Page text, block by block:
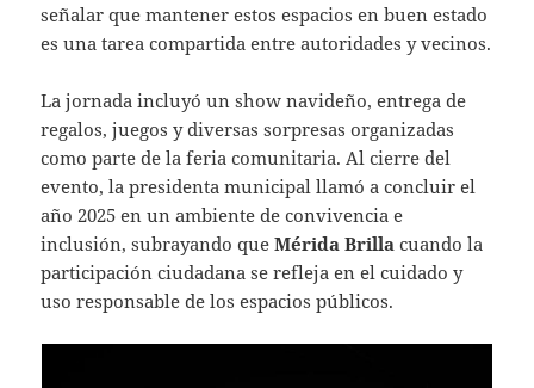
señalar que mantener estos espacios en buen estado
es una tarea compartida entre autoridades y vecinos.
La jornada incluyó un show navideño, entrega de
regalos, juegos y diversas sorpresas organizadas
como parte de la feria comunitaria. Al cierre del
evento, la presidenta municipal llamó a concluir el
año 2025 en un ambiente de convivencia e
inclusión, subrayando queMérida Brilla cuando la
participación ciudadana se refleja en el cuidado y
uso responsable de los espacios públicos.